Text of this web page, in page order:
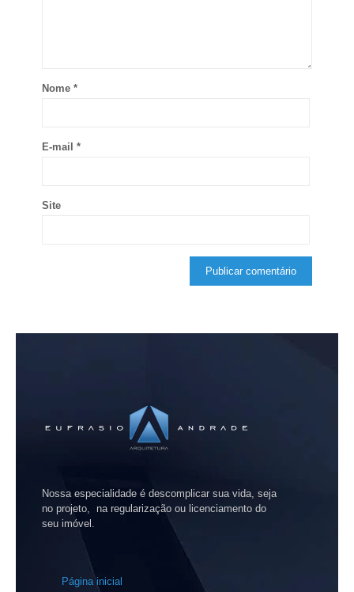
Nome *
E-mail *
Site
Nossa especialidade é descomplicar sua vida, seja
no projeto, na regularização ou licenciamento do
seu imóvel.
Página inicial